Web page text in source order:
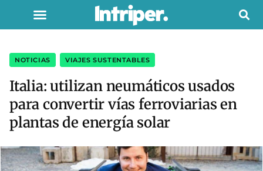
NOTICIAS VIAJES SUSTENTABLES
Italia: utilizan neumáticos usados
para convertir vías ferroviarias en
plantas de energía solar